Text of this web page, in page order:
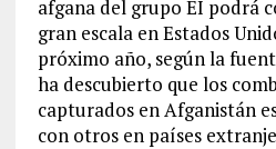
afgana del grupo EI podrá
gran escala en Estados
próximo año, según la
ha descubierto que los
capturados en Afganistán
con otros en países